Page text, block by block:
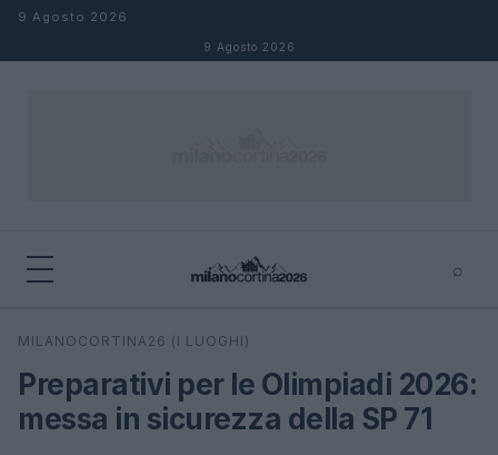
Salta al contenuto
9 Agosto 2026
9 Agosto 2026
⌕
Cerca
MILANOCORTINA26 (I LUOGHI)
Preparativi per le Olimpiadi 2026:
messa in sicurezza della SP 71